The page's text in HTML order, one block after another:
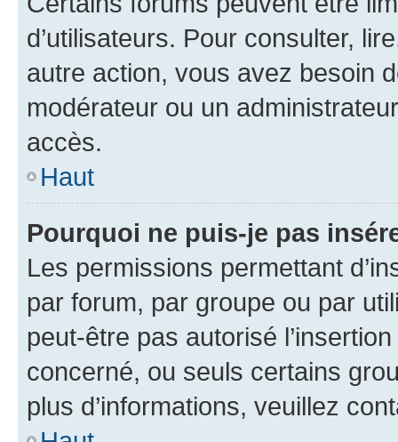
d’utilisateurs. Pour consulter,
autre action, vous avez besoin
modérateur ou un
accès.
Haut
Pourquoi ne puis-je pas
Les permissions permettant
par forum, par groupe ou par
peut-être pas autorisé
concerné, ou seuls certains
plus d’informations, veuillez